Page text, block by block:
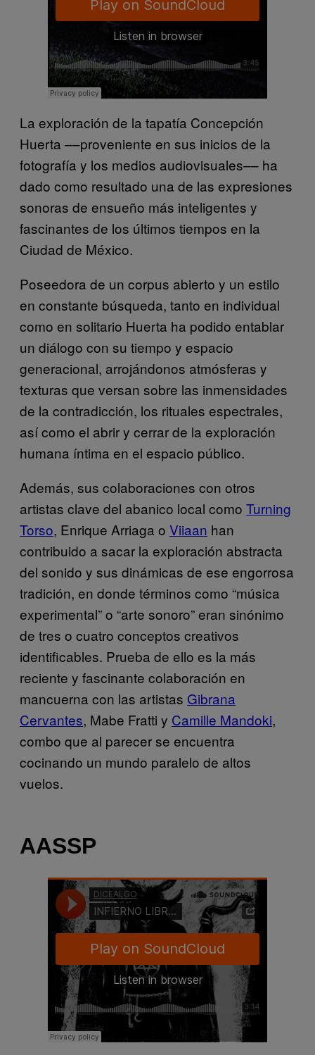
La exploración de la tapatía Concepción
Huerta ––proveniente en sus inicios de la
fotografía y los medios audiovisuales–– ha
dado como resultado una de las expresiones
sonoras de ensueño más inteligentes y
fascinantes de los últimos tiempos en la
Ciudad de México.
Poseedora de un corpus abierto y un estilo
en constante búsqueda, tanto en individual
como en solitario Huerta ha podido entablar
un diálogo con su tiempo y espacio
generacional, arrojándonos atmósferas y
texturas que versan sobre las inmensidades
de la contradicción, los rituales espectrales,
así como el abrir y cerrar de la exploración
humana íntima en el espacio público.
Además, sus colaboraciones con otros
artistas clave del abanico local como Turning
Torso, Enrique Arriaga o Viiaan han
contribuido a sacar la exploración abstracta
del sonido y sus dinámicas de ese engorrosa
tradición, en donde términos como “música
experimental” o “arte sonoro” eran sinónimo
de tres o cuatro conceptos creativos
identificables. Prueba de ello es la más
reciente y fascinante colaboración en
mancuerna con las artistas Gibrana
Cervantes, Mabe Fratti y Camille Mandoki,
combo que al parecer se encuentra
cocinando un mundo paralelo de altos
vuelos.
AASSP